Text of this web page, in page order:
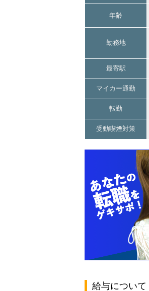
年齢
勤務地
最寄駅
マイカー通勤
転勤
受動喫煙対策
給与について